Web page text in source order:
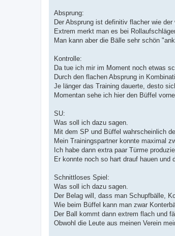
Absprung:
Der Absprung ist definitiv flacher wie
Extrem merkt man es bei
Man kann aber die Bälle sehr schön
Kontrolle:
Da tue ich mir im Moment noch etwas
Durch den flachen Absprung in
Je länger das Training dauerte, desto
Momentan sehe ich hier den Büffel
SU:
Was soll ich dazu sagen.
Mit dem SP und Büffel wahrscheinlich
Mein Trainingspartner konnte maximal
Ich habe dann extra paar Türme
Er konnte noch so hart drauf hauen
Schnittloses Spiel:
Was soll ich dazu sagen.
Der Belag will, dass man Schupfbälle,
Wie beim Büffel kann man zwar
Der Ball kommt dann extrem flach und
Obwohl die Leute aus meinen Verein